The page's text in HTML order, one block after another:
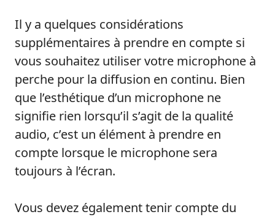
Il y a quelques considérations
supplémentaires à prendre en compte si
vous souhaitez utiliser votre microphone à
perche pour la diffusion en continu. Bien
que l’esthétique d’un microphone ne
signifie rien lorsqu’il s’agit de la qualité
audio, c’est un élément à prendre en
compte lorsque le microphone sera
toujours à l’écran.
Vous devez également tenir compte du